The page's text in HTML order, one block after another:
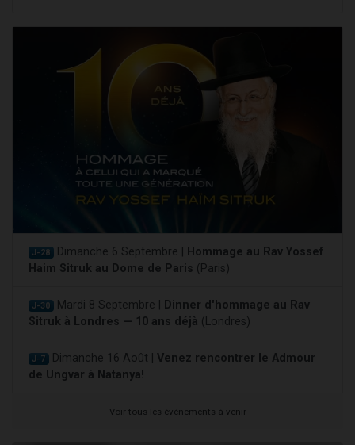
J-28 Dimanche 6 Septembre |
Hommage au Rav Yossef
Haim Sitruk au Dome de Paris (Paris)
J-30 Mardi 8 Septembre |
Dinner d'hommage au Rav
Sitruk à Londres — 10 ans déjà (Londres)
J-7 Dimanche 16 Août | Venez rencontrer le Admour
de Ungvar à Natanya!
Voir tous les événements à venir